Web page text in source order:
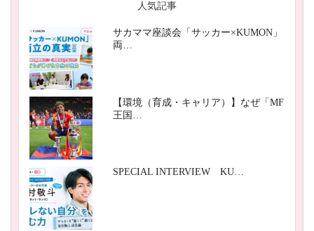
人気記事
サカママ座談会「サッカー×KUMON」
両…
【環境（育成・キャリア）】なぜ「MF
王国…
SPECIAL INTERVIEW KU…